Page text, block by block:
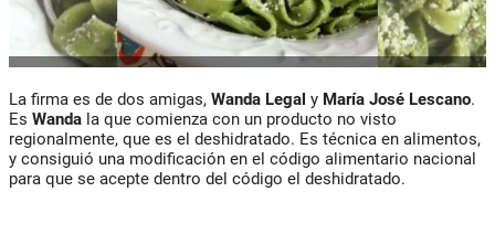
La firma es de dos amigas, Wanda Legal y María José Lescano.
Es Wanda la que comienza con un producto no visto
regionalmente, que es el deshidratado. Es técnica en alimentos,
y consiguió una modificación en el código alimentario nacional
para que se acepte dentro del código el deshidratado.